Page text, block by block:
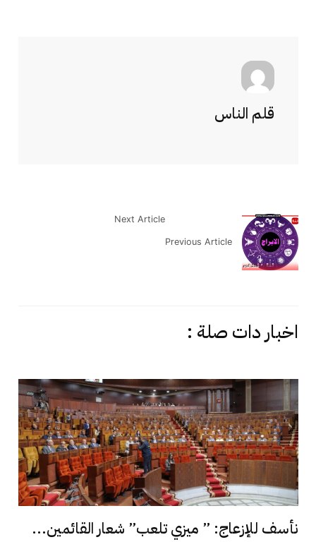
قلم الناس
Previous Article
Next Article
اخبار دات صلة :
نأسف للإزعاج: ” ميزي تلعب” شعار القائمين...